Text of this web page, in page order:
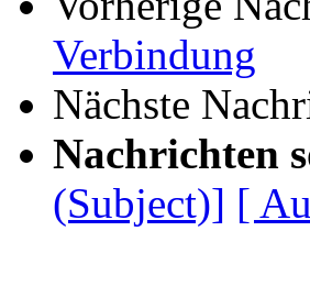
Verbindung
Nächste
Nachrichten
(Subject)] [